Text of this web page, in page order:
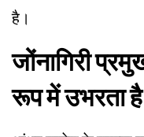
है।
जोंनागिरी
रूप में उभरता है